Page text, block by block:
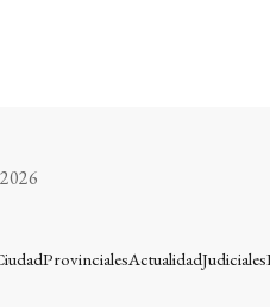
ProvincialesActualidadJudiciales